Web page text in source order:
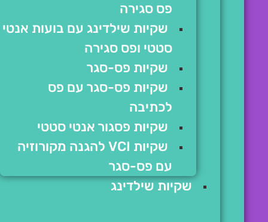
פס סגירה
שקיות שילדינג עם בועות אנטי
סטטי ופס סגירה
שקיות פס-סגר
שקיות פס-סגר עם פס
לכתיבה
שקיות פסגור אנטי סטטי
שקיות VCI להגנה מקורוזיה
עם פס-סגר
שקיות שילדינג